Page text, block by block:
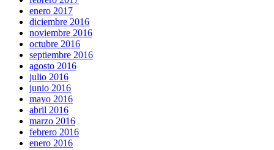
enero 2017
diciembre 2016
noviembre 2016
octubre 2016
septiembre 2016
agosto 2016
julio 2016
junio 2016
mayo 2016
abril 2016
marzo 2016
febrero 2016
enero 2016